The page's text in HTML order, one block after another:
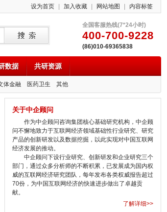
设为首页 加入收藏 网站地图 内容标签
全国客服热线(7*24小时)
400-700-9228
(86)010-69365838
数据 共研资源
体金融 医药卫生 其他
关于中企顾问
作为中企顾问咨询集团核心基础研究机构，中企顾
问不懈地致力于互联网经济领域基础性行业研究、研究
产品的创新研发以及数据挖掘，以此实现对中国互联网
经济发展的推动。
中企顾问下设行业研究、创新研发和企业研究三个
部门，通过众多分析师的不断积累，已发展成为国内权
威的互联网经济研究团队，每年发布各类权威报告超过
70份，为中国互联网经济的快速进步做出了卓越贡
献。
了解详细>>